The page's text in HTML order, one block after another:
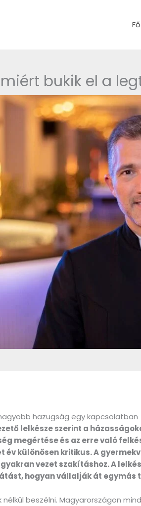
bukik el a
hazugság egy kapcsolatban
lelkésze szerint a
megértése és az erre való
év különösen kritikus. A
vezet szakításhoz. A
hogyan vállalják át egymás
nélkül beszélni. Magyarországon